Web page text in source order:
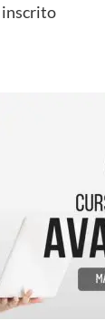
inscrito